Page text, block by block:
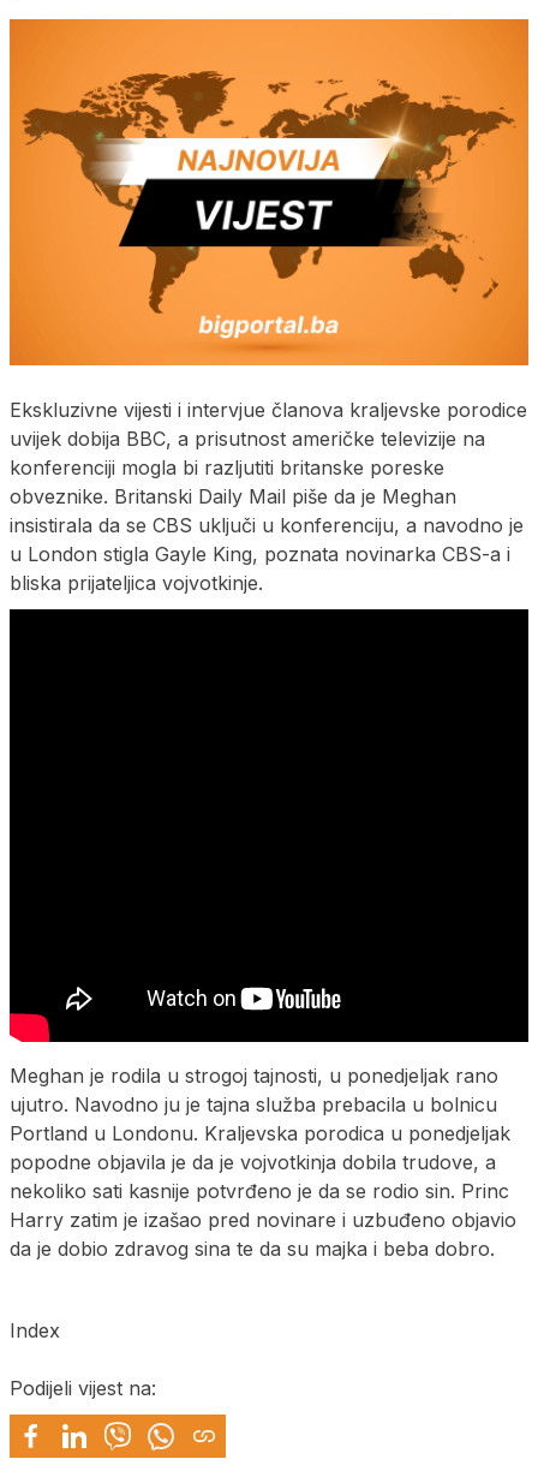
Ekskluzivne vijesti i intervjue članova kraljevske porodice
uvijek dobija BBC, a prisutnost američke televizije na
konferenciji mogla bi razljutiti britanske poreske
obveznike. Britanski Daily Mail piše da je Meghan
insistirala da se CBS uključi u konferenciju, a navodno je
u London stigla Gayle King, poznata novinarka CBS-a i
bliska prijateljica vojvotkinje.
Meghan je rodila u strogoj tajnosti, u ponedjeljak rano
ujutro. Navodno ju je tajna služba prebacila u bolnicu
Portland u Londonu. Kraljevska porodica u ponedjeljak
popodne objavila je da je vojvotkinja dobila trudove, a
nekoliko sati kasnije potvrđeno je da se rodio sin. Princ
Harry zatim je izašao pred novinare i uzbuđeno objavio
da je dobio zdravog sina te da su majka i beba dobro.
Index
Podijeli vijest na: